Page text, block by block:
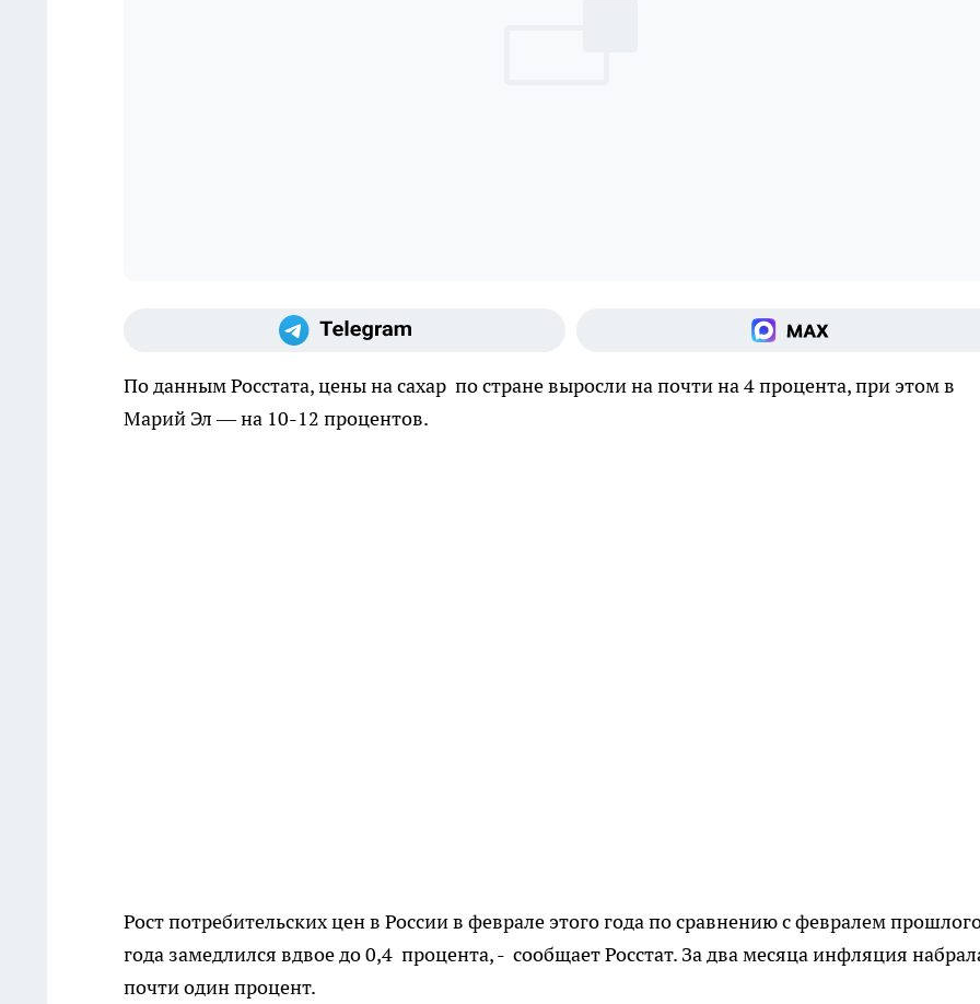
По данным Росстата, цены на сахар по стране выросли на почти на 4 процента, при этом в
Марий Эл — на 10-12 процентов.
Рост потребительских цен в России в феврале этого года по сравнению с февралем
года замедлился вдвое до 0,4 процента, - сообщает Росстат. За два месяца инфляция
почти один процент.